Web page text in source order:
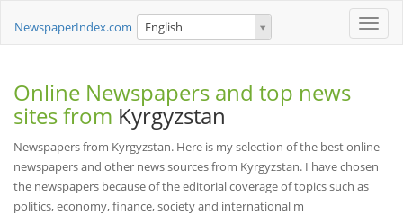
Toggle
NewspaperIndex.com English
Online Newspapers and top news
sites from Kyrgyzstan
Newspapers from Kyrgyzstan. Here is my selection of the best online
newspapers and other news sources from Kyrgyzstan. I have chosen
the newspapers because of the editorial coverage of topics such as
politics, economy, finance, society and international m